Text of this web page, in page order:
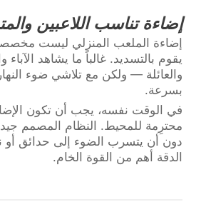
إضاءة تناسب اللاعبين
إضاءة الملعب المنزلي ليست
يقوم بالتسديد. غالباً ما يشاهد الآباء
والعائلة — ولكن مع تلاشي ضوء
بسرعة.
في الوقت نفسه، يجب أن تكون
محترِمة للمحيط. النظام المصمم
دون أن يتسرب الضوء إلى حدائق أو
الدقة أهم من القوة الخام.